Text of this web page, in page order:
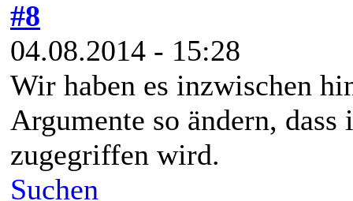
#8
04.08.2014 - 15:28
Wir haben es inzwischen
Argumente so ändern,
zugegriffen wird.
Suchen